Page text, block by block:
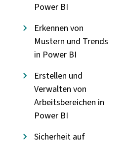
Power BI
Erkennen von
Mustern und Trends
in Power BI
Erstellen und
Verwalten von
Arbeitsbereichen in
Power BI
Sicherheit auf